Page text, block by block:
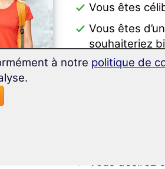
Vous êtes
Vous êtes
souhaiteriez
comment ?
Vous désirez
à notre politique de